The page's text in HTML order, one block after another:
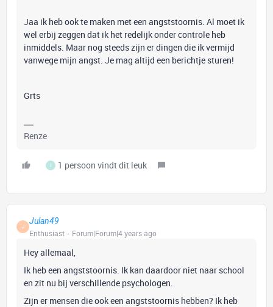
Jaa ik heb ook te maken met een angststoornis. Al moet ik
wel erbij zeggen dat ik het redelijk onder controle heb
inmiddels. Maar nog steeds zijn er dingen die ik vermijd
vanwege mijn angst. Je mag altijd een berichtje sturen!
Grts
Renze
I 1 persoon vindt dit leuk
J
Julan49
Enthusiast
Forum|Forum|4 years ago
Hey allemaal,
Ik heb een angststoornis. Ik kan daardoor niet naar school
en zit nu bij verschillende psychologen.
Zijn er mensen die ook een angststoornis hebben? Ik heb